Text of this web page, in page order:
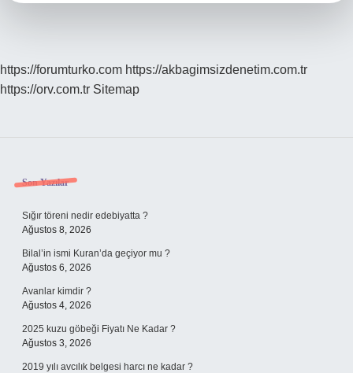
https://forumturko.com https://akbagimsizdenetim.com.tr
https://orv.com.tr Sitemap
Sidebar
Son Yazılar
Sığır töreni nedir edebiyatta ?
Ağustos 8, 2026
Bilal’in ismi Kuran’da geçiyor mu ?
Ağustos 6, 2026
Avanlar kimdir ?
Ağustos 4, 2026
2025 kuzu göbeği Fiyatı Ne Kadar ?
Ağustos 3, 2026
2019 yılı avcılık belgesi harcı ne kadar ?